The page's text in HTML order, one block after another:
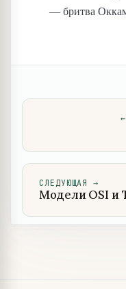
— бритва
←
СЛЕДУЮЩАЯ →
Модели OSI и